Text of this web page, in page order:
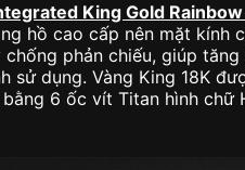
King Gold
hồ cao cấp nên mặt kính
phản chiếu, giúp
sử dụng. Vàng King 18K
6 ốc vít Titan hình